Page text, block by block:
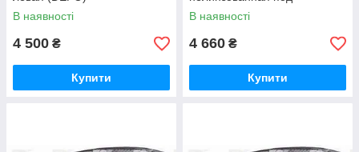
нелинзованная под
электрокорректор
В наявності
4 500 ₴
Купити
электрокорректор
В наявності
4 660 ₴
Купити